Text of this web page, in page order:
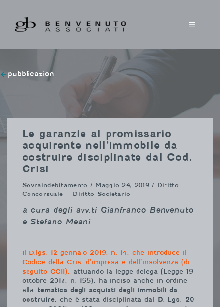
contenuto
MENU
pubblicazioni
Le garanzie al promissario
acquirente nell’immobile da
costruire disciplinate dal Cod.
Crisi
Sovraindebitamento / Maggio 24, 2019 / Diritto
Concorsuale – Diritto Societario
a cura degli avv.ti Gianfranco Benvenuto
e Stefano Meani
Il D.lgs. 12 gennaio 2019, n. 14, che introduce il
Codice della Crisi d’impresa e dell’insolvenza (di
seguito CCII),
attuando la legge delega (Legge 19
ottobre 2017, n. 155), ha inciso anche in ordine
alla tematica degli acquisti degli immobili da
costruire, che è stata disciplinata dal
D. Lgs. 20